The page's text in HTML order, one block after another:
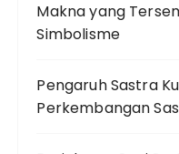
Makna yang
Simbolisme
Pengaruh Sastra
Perkembangan